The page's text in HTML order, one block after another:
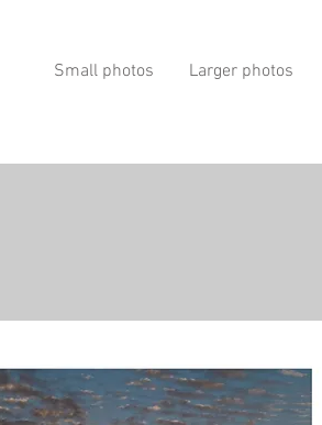
Small photos Larger photos